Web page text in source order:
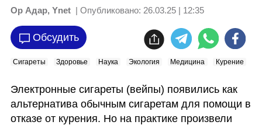
Ор Адар, Ynet | Опубликовано: 26.03.25 | 12:35
Обсудить
Сигареты Здоровье Наука Экология Медицина Курение
Электронные сигареты (вейпы) появились как
альтернатива обычным сигаретам для помощи в
отказе от курения. Но на практике произвели